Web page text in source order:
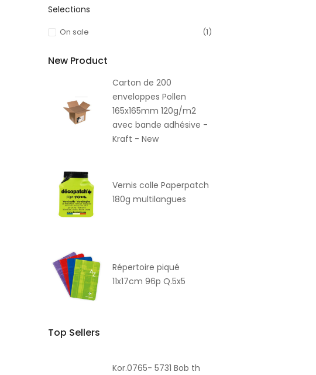
Selections
On sale (1)
New Product
Carton de 200
enveloppes Pollen
165x165mm 120g/m2
avec bande adhésive -
Kraft - New
Vernis colle Paperpatch
180g multilangues
Répertoire piqué
11x17cm 96p Q.5x5
Top Sellers
Kor.0765- 5731 Bob th